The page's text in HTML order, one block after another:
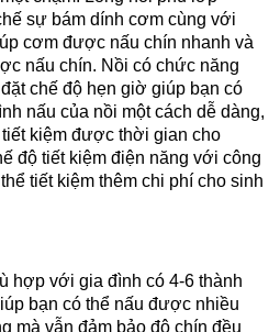
sự bám dính cơm cùng với
cơm được nấu chín nhanh và
nấu chín. Nồi có chức năng
chế độ hẹn giờ giúp bạn có
nấu của nồi một cách dễ dàng,
kiệm được thời gian cho
độ tiết kiệm điện năng với công
tiết kiệm thêm chi phí cho sinh
hợp với gia đình có 4-6 thành
bạn có thể nấu được nhiều
mà vẫn đảm bảo độ chín đều